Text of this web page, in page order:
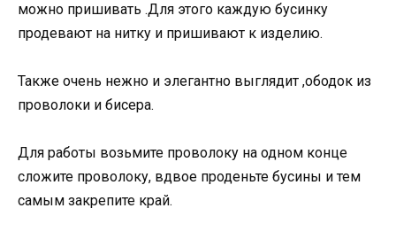
можно пришивать .Для этого каждую бусинку
продевают на нитку и пришивают к изделию.
Также очень нежно и элегантно выглядит ,ободок из
проволоки и бисера.
Для работы возьмите проволоку на одном конце
сложите проволоку, вдвое проденьте бусины и тем
самым закрепите край.